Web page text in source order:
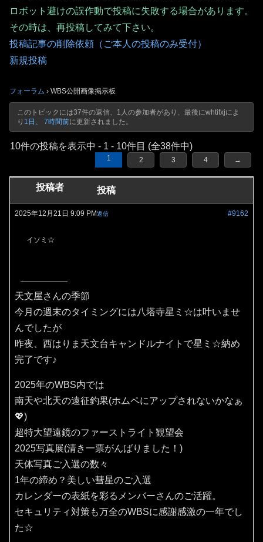
ロボット避けの誤作動で投稿に失敗する場合があります。
その時は、再投稿してみて下さい。
投稿記事の削除依頼（ご本人の投稿のみ受付）
新規投稿
フォーラム › WBS公開画像掲示板
このトピックには37件の返信、1人の参加者があり、最後にwhtifxjによ
り 1日、 7時間前に更新されました。
10件の投稿を表示中 - 1 - 10件目 (全38件中)
1 2 3 4 →
投稿者 投稿
2025年12月21日 9:09 PM #9162
返信
イソミ☆
天文屋さんの季節
今月の週末のタイミングには八塔寺星ミ☆は叶いませ
んでしたが
昨夜、西はりま天文台キャンドルナイトで星ミ☆納め
完了です♪
2025年のWBS内では
南天や北天の遠征釣果(ホムペにアップされないかなぁ
💖)
超特大望遠鏡のファーストライト観望会
2025写真展(清き一票がんばりました！)
天体写真ご入選の数々
1年の締め？美しい彗星のご入選
カレンダーの表紙を彩るメンバーさんのご活躍。
セキュリティ対策も万全のWBSに感謝感激の一年でし
た☆